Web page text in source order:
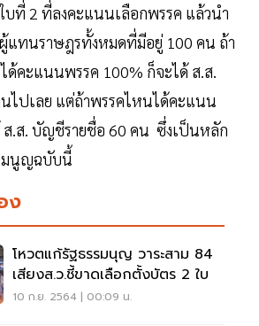
ที่ 2 ที่ลงคะแนนเลือกพรรค แล้วนำ
แทนราษฎรทั้งหมดที่มีอยู่ 100 คน ถ้า
ด้คะแนนพรรค 100% ก็จะได้ ส.ส.
ไปเลย แต่ถ้าพรรคไหนได้คะแนน
ส.ส. บัญชีรายชื่อ 60 คน ซึ่งเป็นหลัก
มนูญฉบับนี้
ง
โหวตแก้รัฐธรรมนุญ วาระสาม 84
เสียงส.ว.ชี้ขาดเลือกตั้งบัตร 2 ใบ
10 ก.ย. 2564 | 00:09 น.